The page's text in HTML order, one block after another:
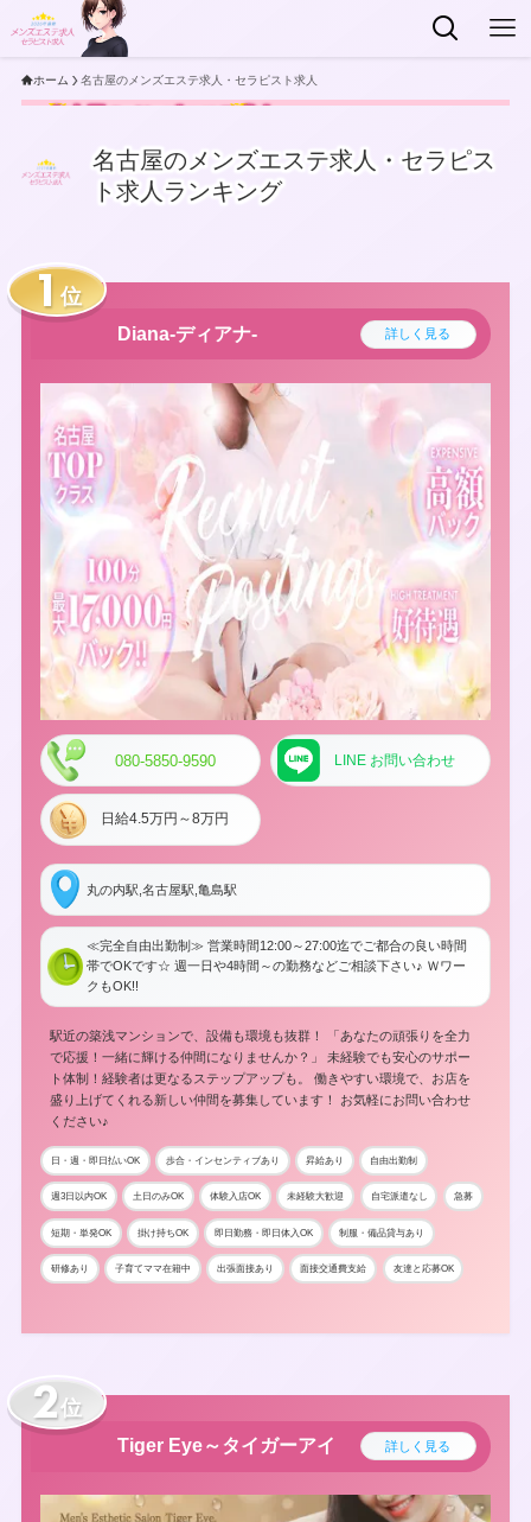
ホーム 名古屋のメンズエステ求人・セラピスト求人
名古屋のメンズエステ求人・セラピス
ト求人ランキング
位
Diana-ディアナ- 詳しく見る
080-5850-9590 LINE お問い合わせ
日給4.5万円～8万円
丸の内駅,名古屋駅,亀島駅
≪完全自由出勤制≫ 営業時間12:00～27:00迄でご都合の良い時間
帯でOKです☆ 週一日や4時間～の勤務などご相談下さい♪ Ｗワー
クもOK!!
駅近の築浅マンションで、設備も環境も抜群！ 「あなたの頑張りを全力
で応援！一緒に輝ける仲間になりませんか？」 未経験でも安心のサポー
ト体制！経験者は更なるステップアップも。 働きやすい環境で、お店を
盛り上げてくれる新しい仲間を募集しています！ お気軽にお問い合わせ
ください♪
日・週・即日払いOK 歩合・インセンティブあり 昇給あり 自由出勤制
週3日以内OK 土日のみOK 体験入店OK 未経験大歓迎 自宅派遣なし 急募
短期・単発OK 掛け持ちOK 即日勤務・即日体入OK 制服・備品貸与あり
研修あり 子育てママ在籍中 出張面接あり 面接交通費支給 友達と応募OK
位
Tiger Eye～タイガーアイ 詳しく見る